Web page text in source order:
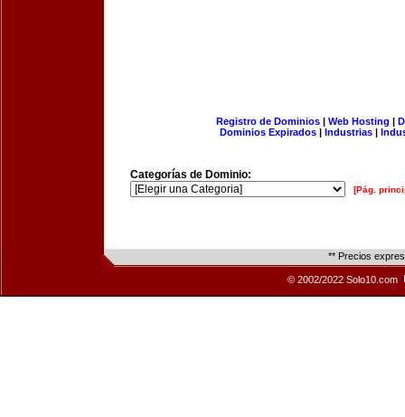
Registro de Dominios| Web Hosting |
Dominios Expirados | Industrias |
Categorías de Dominio:
[Pág.
** Precios
© 2002/2022 Solo10.com